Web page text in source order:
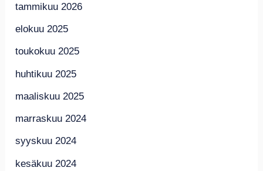
tammikuu 2026
elokuu 2025
toukokuu 2025
huhtikuu 2025
maaliskuu 2025
marraskuu 2024
syyskuu 2024
kesäkuu 2024